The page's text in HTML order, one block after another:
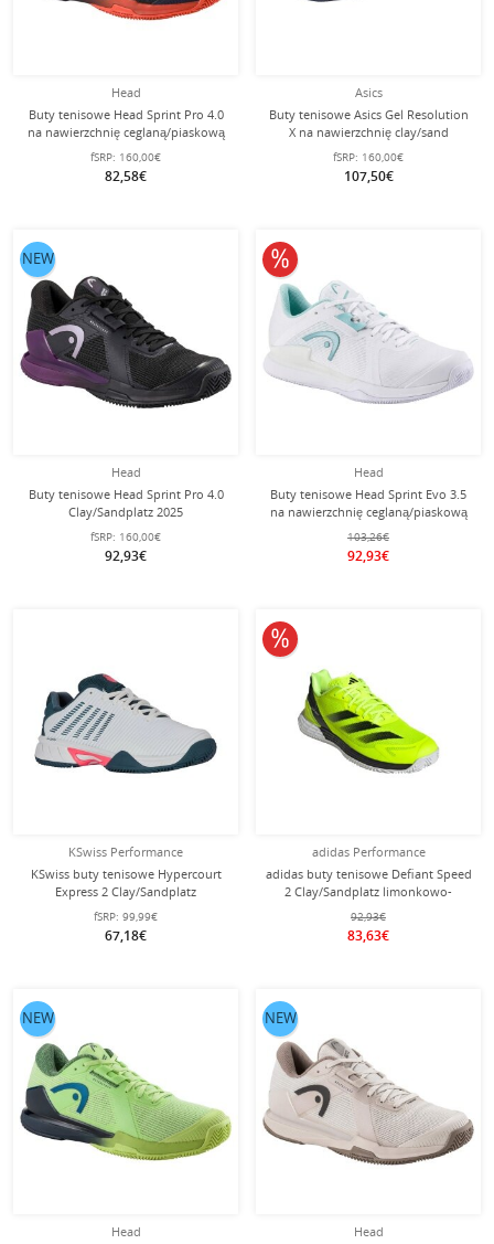
Head
Buty tenisowe Head Sprint Pro 4.0
na nawierzchnię ceglaną/piaskową
2025 ciemnoniebieskie/czerwone
męskie
fSRP: 160,00€
82,58€
Asics
Buty tenisowe Asics Gel Resolution
X na nawierzchnię clay/sand
(stabilność) 2025
fioletowo/pomarańczowe męskie
fSRP: 160,00€
107,50€
Head
Buty tenisowe Head Sprint Pro 4.0
Clay/Sandplatz 2025
czarne/purpurowe damskie
fSRP: 160,00€
92,93€
NEW
Head
Buty tenisowe Head Sprint Evo 3.5
na nawierzchnię ceglaną/piaskową
2025 białe/turkusowe damskie
103,26€
92,93€
10% obniżone
KSwiss Performance
KSwiss buty tenisowe Hypercourt
Express 2 Clay/Sandplatz
białe/granatowe dziecięce
fSRP: 99,99€
67,18€
adidas Performance
adidas buty tenisowe Defiant Speed
2 Clay/Sandplatz limonkowo-
żółte/czarne/białe męskie
92,93€
83,63€
10% obniżone
Head
NEW
Head
NEW